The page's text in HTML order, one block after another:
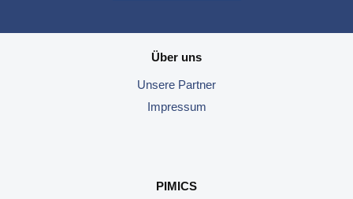
Über uns
Unsere Partner
Impressum
PIMICS